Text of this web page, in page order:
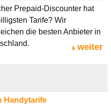
Prepaid-Discounter hat
Tarife? Wir
die besten Anbieter in
weiter
Handytarife